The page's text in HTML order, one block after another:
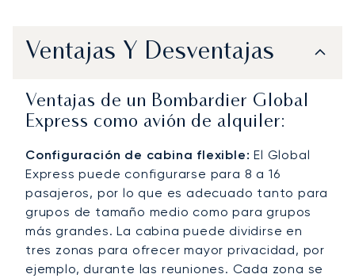
Ventajas Y Desventajas
Ventajas de un Bombardier Global
Express como avión de alquiler:
Configuración de cabina flexible: El Global
Express puede configurarse para 8 a 16
pasajeros, por lo que es adecuado tanto para
grupos de tamaño medio como para grupos
más grandes. La cabina puede dividirse en
tres zonas para ofrecer mayor privacidad, por
ejemplo, durante las reuniones. Cada zona se